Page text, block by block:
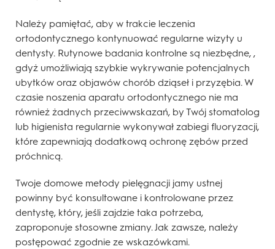
Należy pamiętać, aby w trakcie leczenia
ortodontycznego kontynuować regularne wizyty u
dentysty. Rutynowe badania kontrolne są niezbędne, ,
gdyż umożliwiają szybkie wykrywanie potencjalnych
ubytków oraz objawów chorób dziąseł i przyzębia. W
czasie noszenia aparatu ortodontycznego nie ma
również żadnych przeciwwskazań, by Twój stomatolog
lub higienista regularnie wykonywał zabiegi fluoryzacji,
które zapewniają dodatkową ochronę zębów przed
próchnicą.
Twoje domowe metody pielęgnacji jamy ustnej
powinny być konsultowane i kontrolowane przez
dentystę, który, jeśli zajdzie taka potrzeba,
zaproponuje stosowne zmiany. Jak zawsze, należy
postępować zgodnie ze wskazówkami.